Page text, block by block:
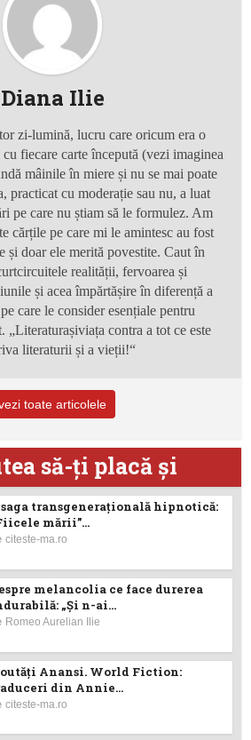
Diana Ilie
zi-lumină, lucru care oricum era o
fiecare carte începută (vezi imaginea
mâinile în miere și nu se mai poate
practicat cu moderație sau nu, a luat
pe care nu știam să le formulez. Am
cărțile pe care mi le amintesc au fost
și doar ele merită povestite. Caut în
realității, fervoarea și
și aceaîmpărtășire în diferență a
pe care le consider esențiale pentru
. „Literaturașiviața contra a tot ce este
literaturii și a vieții!“
toate articolele
să-ţi placă şi
saga transgenerațională hipnotică:
mării”...
citeste-ma.ro
melancolia ce face durerea
„Și n-ai...
Romeo Aurelian Ilie
Anansi. World Fiction:
din Annie...
citeste-ma.ro